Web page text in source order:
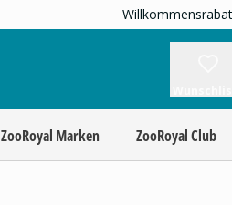
ZooRoyal Marken ZooRoyal Club